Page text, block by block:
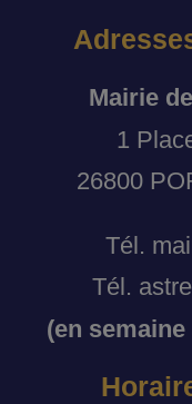
Mairie
1
26800
Tél.
Tél.
(en